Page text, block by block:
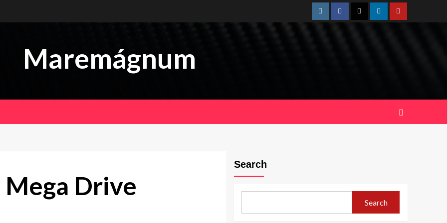
InstagramFacebookTwitterLinkedinYoutube
Maremágnum
Drive
Search
Search